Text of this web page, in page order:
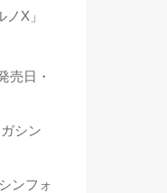
X」
売日・
シン
ンフォ